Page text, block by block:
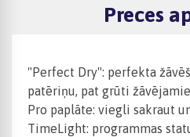
Preces
"Perfect Dry": perfekta
patēriņu, pat grūti
Pro paplāte: viegli sakraut
TimeLight: programmas